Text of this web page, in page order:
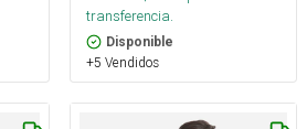
transferencia.
Disponible
+5 Vendidos